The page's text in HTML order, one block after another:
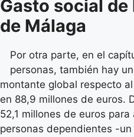
Gasto social
de Málaga
Por otra parte, en el
personas, también hay
montante global respecto
en 88,9 millones de euros.
52,1 millones de euros
personas dependientes -